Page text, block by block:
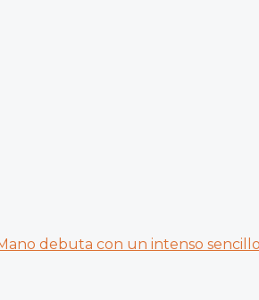
debuta con un intenso